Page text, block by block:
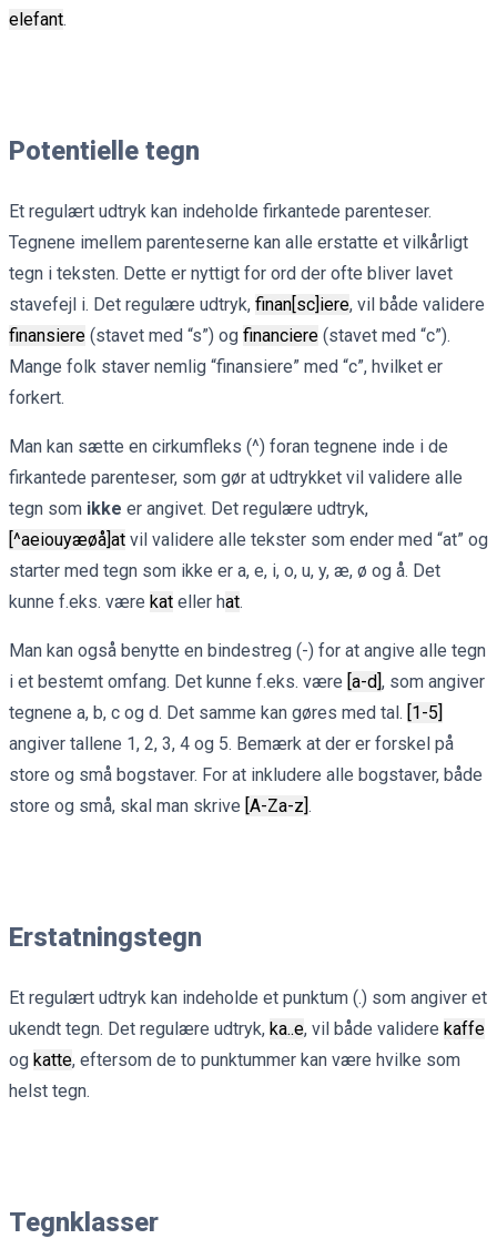
elefant.
Potentielle tegn
Et regulært udtryk kan indeholde firkantede parenteser.
Tegnene imellem parenteserne kan alle erstatte et vilkårligt
tegn i teksten. Dette er nyttigt for ord der ofte bliver lavet
stavefejl i. Det regulære udtryk, finan[sc]iere, vil både validere
finansiere (stavet med “s”) og financiere (stavet med “c”).
Mange folk staver nemlig “finansiere” med “c”, hvilket er
forkert.
Man kan sætte en cirkumfleks (^) foran tegnene inde i de
firkantede parenteser, som gør at udtrykket vil validere alle
tegn som ikke er angivet. Det regulære udtryk,
[^aeiouyæøå]at vil validere alle tekster som ender med “at” og
starter med tegn som ikke er a, e, i, o, u, y, æ, ø og å. Det
kunne f.eks. være kat eller hat.
Man kan også benytte en bindestreg (-) for at angive alle tegn
i et bestemt omfang. Det kunne f.eks. være [a-d], som angiver
tegnene a, b, c og d. Det samme kan gøres med tal. [1-5]
angiver tallene 1, 2, 3, 4 og 5. Bemærk at der er forskel på
store og små bogstaver. For at inkludere alle bogstaver, både
store og små, skal man skrive [A-Za-z].
Erstatningstegn
Et regulært udtryk kan indeholde et punktum (.) som angiver et
ukendt tegn. Det regulære udtryk, ka..e, vil både validere kaffe
og katte, eftersom de to punktummer kan være hvilke som
helst tegn.
Tegnklasser